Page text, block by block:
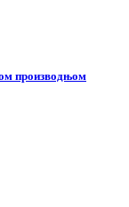
производњом